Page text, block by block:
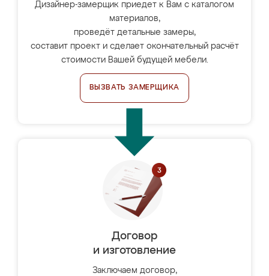
Дизайнер-замерщик приедет к Вам с каталогом
материалов,
проведёт детальные замеры,
составит проект и сделает окончательный расчёт
стоимости Вашей будущей мебели.
ВЫЗВАТЬ ЗАМЕРЩИКА
Договор
и изготовление
Заключаем договор,